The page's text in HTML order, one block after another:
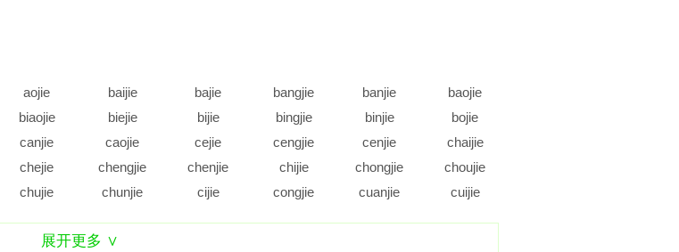
aojie baijie bajie bangjie banjie
baojie
biaojie biejie bijie bingjie binjie
bojie
canjie caojie cejie cengjie cenjie
chaijie
chejie chengjie chenjie chijie chongjie
choujie
chujie chunjie cijie congjie cuanjie
cuijie
dijie dingjie
展开更多 ∨